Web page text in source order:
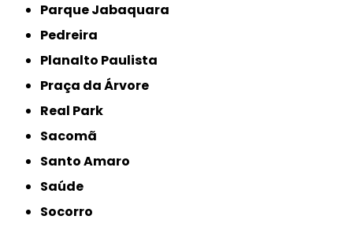
Parque Jabaquara
Pedreira
Planalto Paulista
Praça da Árvore
Real Park
Sacomã
Santo Amaro
Saúde
Socorro